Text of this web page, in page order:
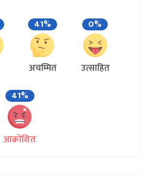
41%
अचम्मित
0%
उत्साहित
41%
आक्रोशित